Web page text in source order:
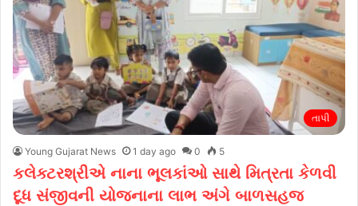
તાપી
Young Gujarat News 1 day ago 0 5
કલેક્ટરશ્રીએ નાના ભૂલકાંઓ સાથે મિત્રતા કેળવી
દૂધ સંજીવની યોજનાના લાભ અંગે બાળસહજ